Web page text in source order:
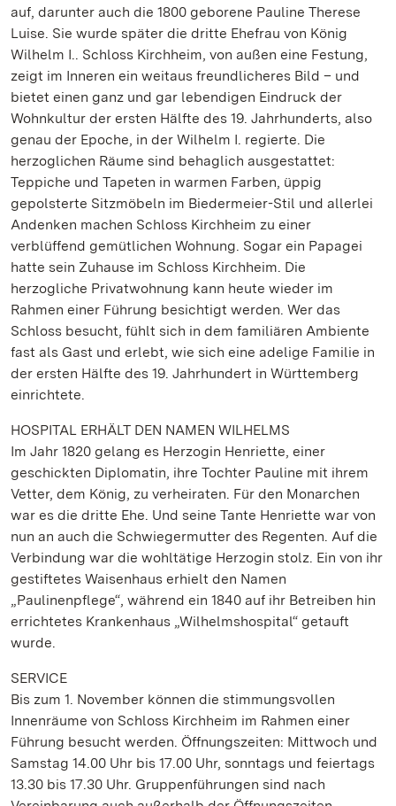
auf, darunter auch die 1800 geborene Pauline Therese
Luise. Sie wurde später die dritte Ehefrau von König
Wilhelm I.. Schloss Kirchheim, von außen eine Festung,
zeigt im Inneren ein weitaus freundlicheres Bild – und
bietet einen ganz und gar lebendigen Eindruck der
Wohnkultur der ersten Hälfte des 19. Jahrhunderts, also
genau der Epoche, in der Wilhelm I. regierte. Die
herzoglichen Räume sind behaglich ausgestattet:
Teppiche und Tapeten in warmen Farben, üppig
gepolsterte Sitzmöbeln im Biedermeier-Stil und allerlei
Andenken machen Schloss Kirchheim zu einer
verblüffend gemütlichen Wohnung. Sogar ein Papagei
hatte sein Zuhause im Schloss Kirchheim. Die
herzogliche Privatwohnung kann heute wieder im
Rahmen einer Führung besichtigt werden. Wer das
Schloss besucht, fühlt sich in dem familiären Ambiente
fast als Gast und erlebt, wie sich eine adelige Familie in
der ersten Hälfte des 19. Jahrhundert in Württemberg
einrichtete.
HOSPITAL ERHÄLT DEN NAMEN WILHELMS
Im Jahr 1820 gelang es Herzogin Henriette, einer
geschickten Diplomatin, ihre Tochter Pauline mit ihrem
Vetter, dem König, zu verheiraten. Für den Monarchen
war es die dritte Ehe. Und seine Tante Henriette war von
nun an auch die Schwiegermutter des Regenten. Auf die
Verbindung war die wohltätige Herzogin stolz. Ein von ihr
gestiftetes Waisenhaus erhielt den Namen
„Paulinenpflege“, während ein 1840 auf ihr Betreiben hin
errichtetes Krankenhaus „Wilhelmshospital“ getauft
wurde.
SERVICE
Bis zum 1. November können die stimmungsvollen
Innenräume von Schloss Kirchheim im Rahmen einer
Führung besucht werden. Öffnungszeiten: Mittwoch und
Samstag 14.00 Uhr bis 17.00 Uhr, sonntags und feiertags
13.30 bis 17.30 Uhr. Gruppenführungen sind nach